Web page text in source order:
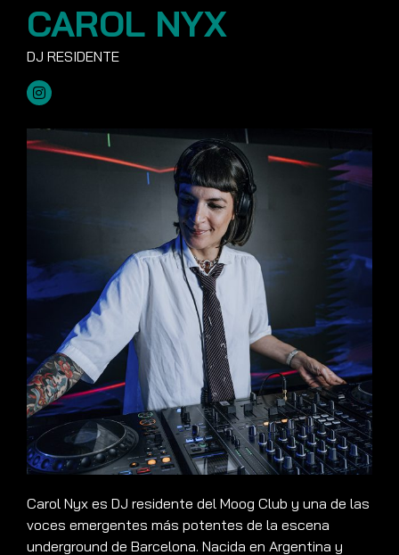
CAROL NYX
Carol Nyx es DJ residente del Moog Club y una de las
voces emergentes más potentes de la escena
underground de Barcelona. Nacida en Argentina y